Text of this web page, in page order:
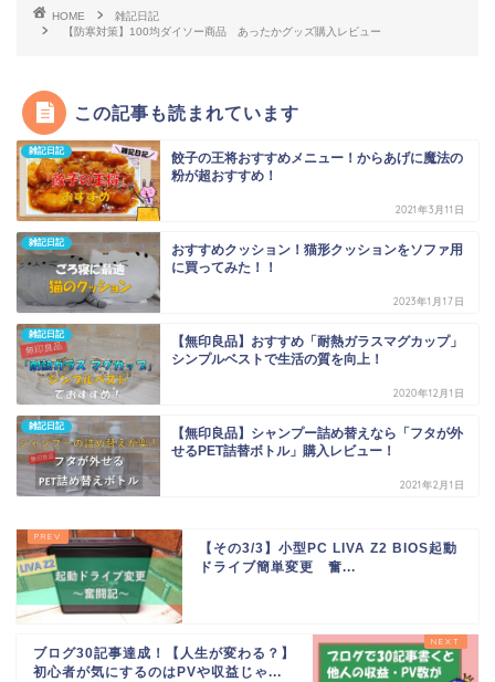
HOME
雑記日記
【防寒対策】100均ダイソー商品 あったかグッズ購入レビュー
この記事も読まれています
雑記日記
餃子の王将おすすめメニュー！からあげに魔法の
粉が超おすすめ！
2021年3月11日
雑記日記
おすすめクッション！猫形クッションをソファ用
に買ってみた！！
2023年1月17日
雑記日記
【無印良品】おすすめ「耐熱ガラスマグカップ」
シンプルベストで生活の質を向上！
2020年12月1日
雑記日記
【無印良品】シャンプー詰め替えなら「フタが外
せるPET詰替ボトル」購入レビュー！
2021年2月1日
【その3/3】小型PC LIVA Z2 BIOS起動
ドライブ簡単変更 奮...
ブログ30記事達成！【人生が変わる？】
初心者が気にするのはPVや収益じゃ...